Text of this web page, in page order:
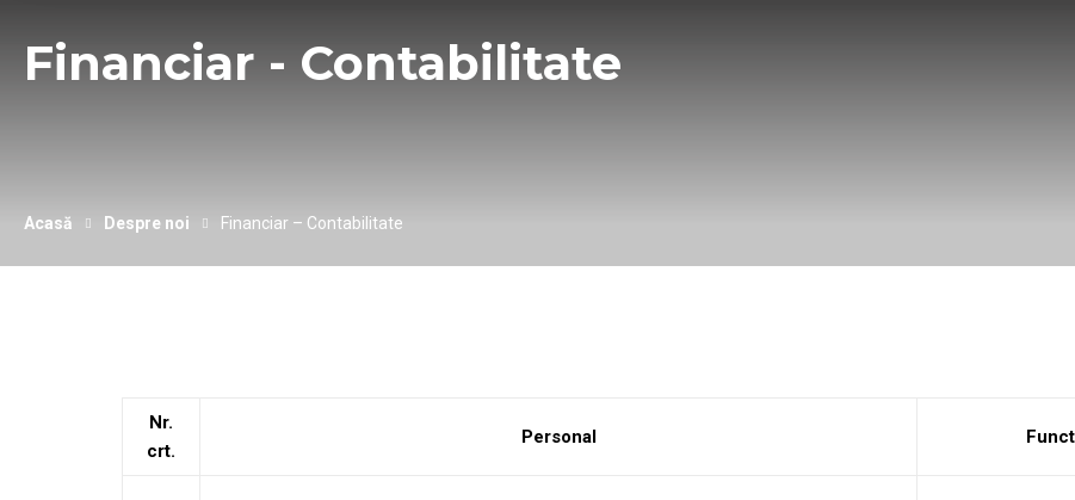
Financiar - Contabilitate
Acasă Despre noi Financiar – Contabilitate
Nr.
crt.
Personal